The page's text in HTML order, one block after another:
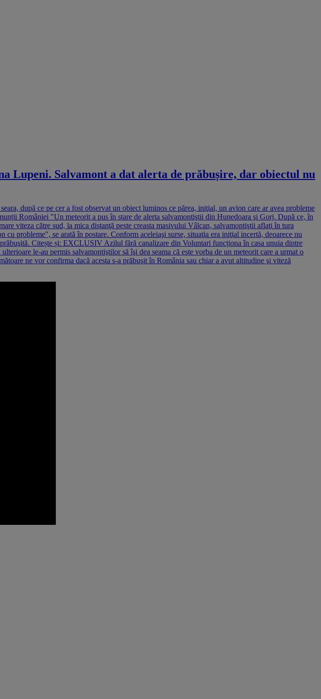
Lupeni. Salvamont a dat alerta de prăbușire, dar obiectul nu
după ce pe cer a fost observat un obiect luminos ce părea, iniţial, un avion care ar avea probleme
României "Un meteorit a pus în stare de alerta salvamontiştii din Hunedoara şi Gorj. După ce, în
viteza către sud, la mica distanţă peste creasta masivului Vâlcan, salvamontiştii aflaţi în tura
probleme", se arată în postare. Conform aceleiaşi surse, situaţia era iniţial incertă, deoarece nu
Citește și: EXCLUSIV Azilul fără canalizare din Voluntari funcționa în casa unuia dintre
le-au permis salvamontiştilor să îşi dea seama că este vorba de un meteorit care a urmat o
ne vor confirma dacă acesta s-a prăbuşit în România sau chiar a avut altitudine şi viteză